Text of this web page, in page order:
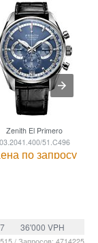
Zenith El Primero
03.2041.400/51.C496
по запросу
36'000 VPH